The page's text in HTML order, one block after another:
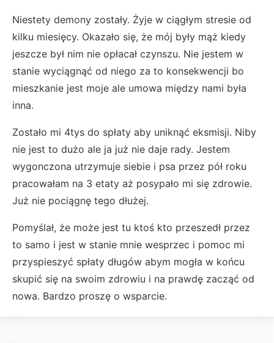
Niestety demony zostały. Żyje w ciągłym stresie od
kilku miesięcy. Okazało się, że mój były mąż kiedy
jeszcze był nim nie opłacał czynszu. Nie jestem w
stanie wyciągnąć od niego za to konsekwencji bo
mieszkanie jest moje ale umowa między nami była
inna.
Zostało mi 4tys do spłaty aby uniknąć eksmisji. Niby
nie jest to dużo ale ja już nie daje rady. Jestem
wygonczona utrzymuje siebie i psa przez pół roku
pracowałam na 3 etaty aż posypało mi się zdrowie.
Już nie pociągnę tego dłużej.
Pomyślał, że może jest tu ktoś kto przeszedł przez
to samo i jest w stanie mnie wesprzec i pomoc mi
przyspieszyć spłaty długów abym mogła w końcu
skupić się na swoim zdrowiu i na prawdę zacząć od
nowa. Bardzo proszę o wsparcie.